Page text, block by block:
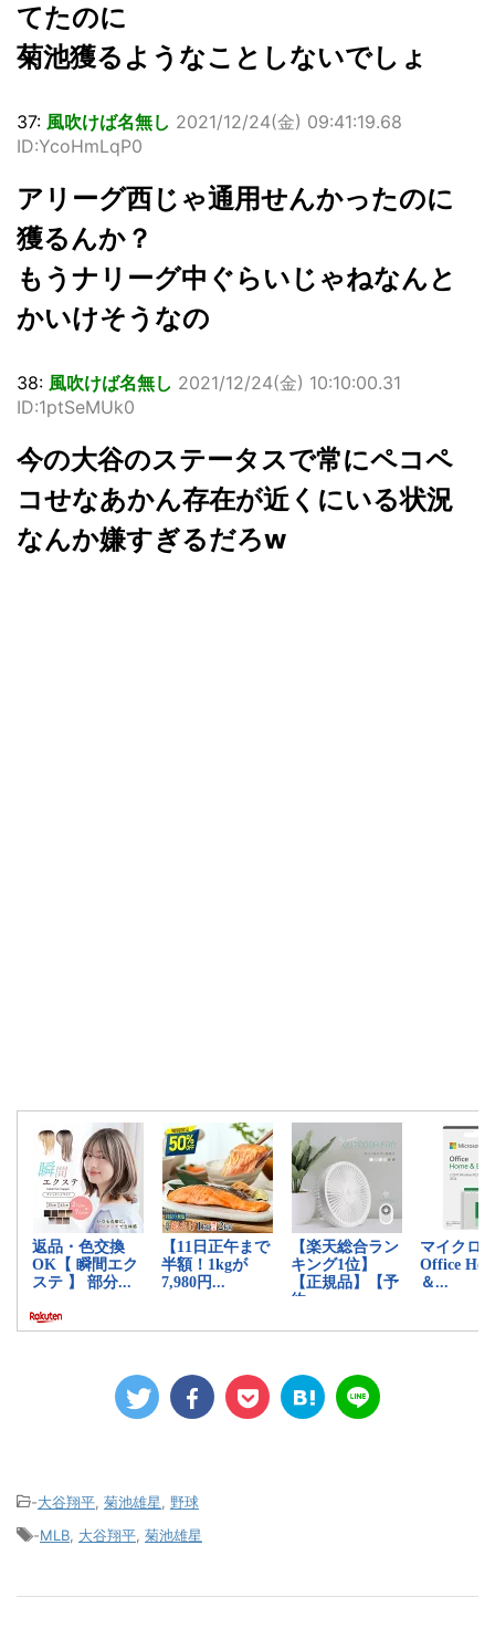
てたのに
菊池獲るようなことしないでしょ
37: 風吹けば名無し 2021/12/24(金) 09:41:19.68
ID:YcoHmLqP0
アリーグ西じゃ通用せんかったのに
獲るんか？
もうナリーグ中ぐらいじゃねなんと
かいけそうなの
38: 風吹けば名無し 2021/12/24(金) 10:10:00.31
ID:1ptSeMUk0
今の大谷のステータスで常にペコペ
コせなあかん存在が近くにいる状況
なんか嫌すぎるだろw
-大谷翔平 菊池雄星
野球
-MLB 大谷翔平 菊池雄星